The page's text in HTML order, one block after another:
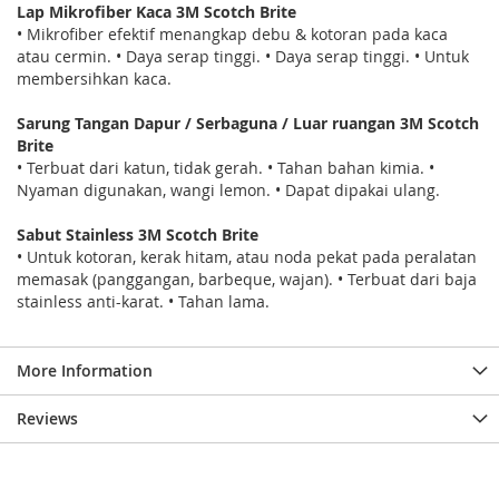
Lap Mikrofiber Kaca 3M Scotch Brite
• Mikrofiber efektif menangkap debu & kotoran pada kaca
atau cermin. • Daya serap tinggi. • Daya serap tinggi. • Untuk
membersihkan kaca.
Sarung Tangan Dapur / Serbaguna / Luar ruangan 3M Scotch
Brite
• Terbuat dari katun, tidak gerah. • Tahan bahan kimia. •
Nyaman digunakan, wangi lemon. • Dapat dipakai ulang.
Sabut Stainless 3M Scotch Brite
• Untuk kotoran, kerak hitam, atau noda pekat pada peralatan
memasak (panggangan, barbeque, wajan). • Terbuat dari baja
stainless anti-karat. • Tahan lama.
More Information
Reviews